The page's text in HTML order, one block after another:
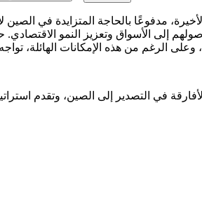
مدفوعًا بالحاجة المتزايدة في الصين
في التصدير إلى الصين، وتقدم